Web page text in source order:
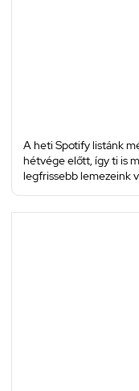
A heti Spotify listánk
hétvége előtt, így ti is
legfrissebb lemezeink